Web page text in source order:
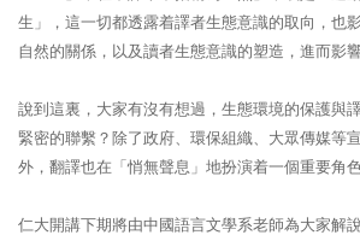
生」，這一切都透露着譯者生態意識的取向，也
自然的關係，以及讀者生態意識的塑造，進而影
說到這裏，大家有沒有想過，生態環境的保護與
緊密的聯繫？除了政府、環保組織、大眾傳媒等
外，翻譯也在「悄無聲息」地扮演着一個重要角色
仁大開講下期將由中國語言文學系老師為大家解說